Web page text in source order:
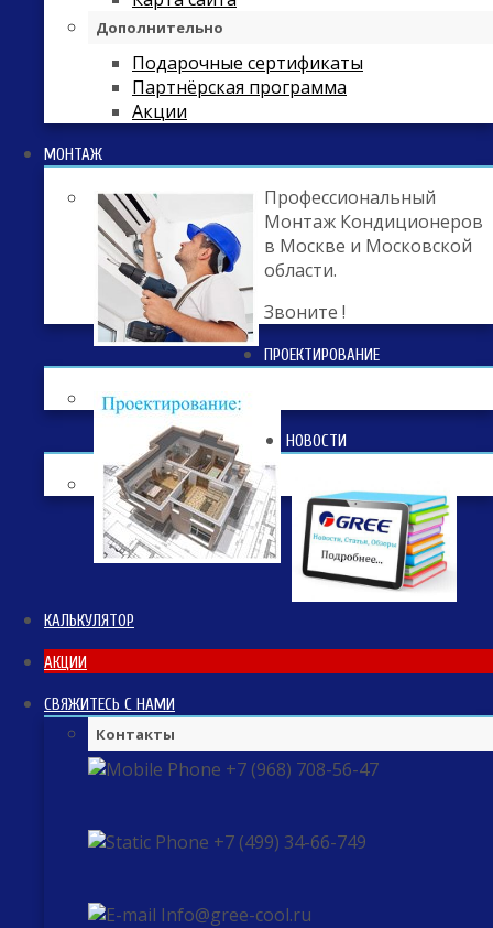
Дополнительно
Подарочные сертификаты
Партнёрская программа
Акции
МОНТАЖ
Профессиональный
Монтаж Кондиционеров
в Москве и Московской
области.
Звоните !
ПРОЕКТИРОВАНИЕ
НОВОСТИ
КАЛЬКУЛЯТОР
АКЦИИ
СВЯЖИТЕСЬ С НАМИ
Контакты
+7 (968) 708-56-47
+7 (499) 34-66-749
Info@gree-cool.ru